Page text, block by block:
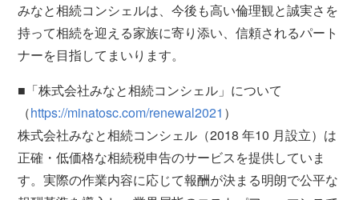
みなと相続コンシェルは、今後も高い倫理観と誠実さを
持って相続を迎える家族に寄り添い、信頼されるパート
ナーを目指してまいります。
■「株式会社みなと相続コンシェル」について
（https://minatosc.com/renewal2021 ）
株式会社みなと相続コンシェル（2018 年10 月設立）は
正確・低価格な相続税申告のサービスを提供していま
す。実際の作業内容に応じて報酬が決まる明朗で公平な